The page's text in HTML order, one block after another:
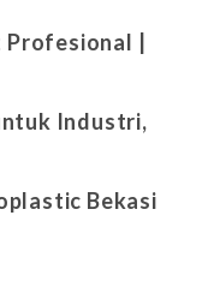
|
Industri,
Bekasi